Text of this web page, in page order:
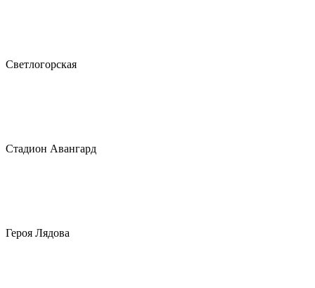
Светлогорская
Стадион Авангард
Героя Лядова